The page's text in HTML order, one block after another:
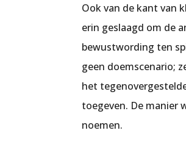
Ook van de kant van
erin geslaagd om de
bewustwording ten
geen doemscenario;
het
toegeven. De manier
noemen.